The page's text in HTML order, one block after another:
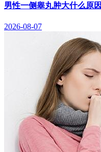
男性一侧睾丸肿大什么原因
2026-08-07